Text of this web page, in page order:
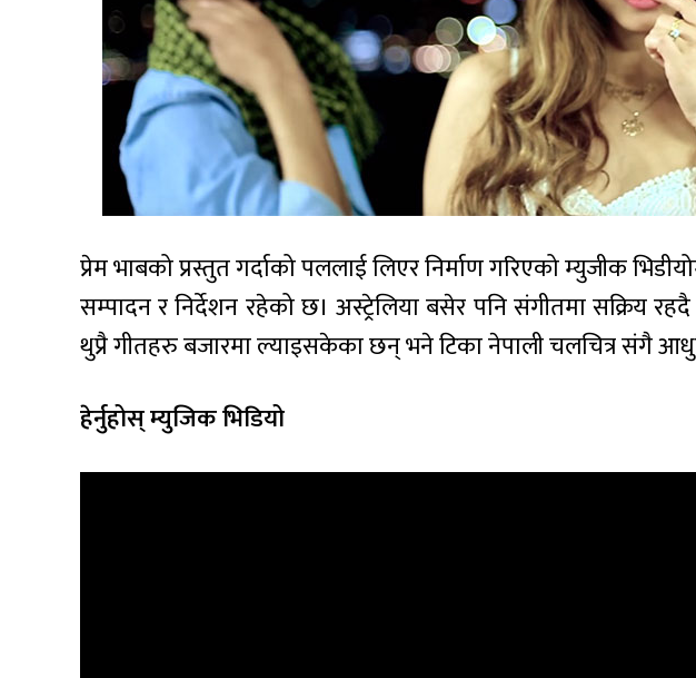
प्रेम भाबको प्रस्तुत गर्दाको पललाई लिएर निर्माण गरिएको म्युजीक
सम्पादन र निर्देशन रहेको छ। अस्ट्रेलिया बसेर पनि संगीतमा सक्रिय
थुप्रै गीतहरु बजारमा ल्याइसकेका छन् भने टिका नेपाली चलचित्र संगै
हेर्नुहोस् म्युजिक भिडियो